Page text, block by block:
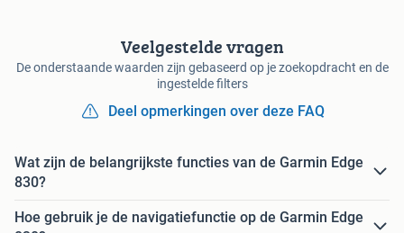
Veelgestelde vragen
De onderstaande waarden zijn gebaseerd op je zoekopdracht en de
ingestelde filters
Deel opmerkingen over deze FAQ
Wat zijn de belangrijkste functies van de Garmin Edge
830?
Hoe gebruik je de navigatiefunctie op de Garmin Edge